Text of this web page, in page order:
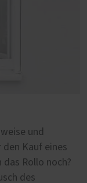
und
Kauf eines
das Rollo noch?
des